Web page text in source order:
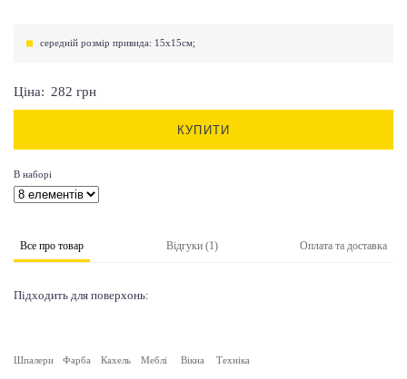
середній розмір привида: 15х15см;
Ціна: 282 грн
КУПИТИ
В наборі
Все про товар Відгуки (1) Оплата та доставка
Підходить для поверхонь:
Шпалери Фарба Кахель Меблі Вікна Техніка